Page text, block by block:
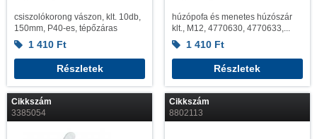
csiszolókorong vászon, klt. 10db,
150mm, P40-es, tépőzáras
1 410 Ft
Részletek
húzópofa és menetes húzószár
klt., M12, 4770630, 4770633,...
1 410 Ft
Részletek
Cikkszám
3385054
Cikkszám
8802113